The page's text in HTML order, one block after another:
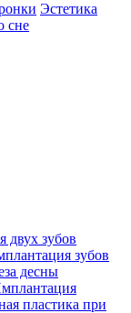
Эстетика
сне
двух зубов
зубов
десны
пластика при